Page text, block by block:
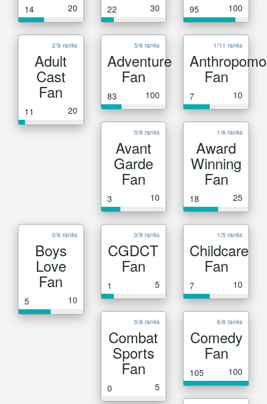
14 20 22 30 95 100
2/9 ranks
Adult
Cast
Fan
11 20
5/6 ranks
Adventure
Fan
83 100
1/11 ranks
Fan
7 10
0/6 ranks
Avant
Garde
Fan
3 10
1/6 ranks
Award
Winning
Fan
18 25
0/6 ranks
Boys
Love
Fan
5 10
0/8 ranks
CGDCT
Fan
1 5
1/5 ranks
Childcare
Fan
7 10
0/6 ranks
Combat
Sports
Fan
0 5
6/6 ranks
Comedy
Fan
105 100